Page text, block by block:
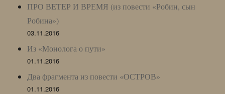
ПРО ВЕТЕР И ВРЕМЯ (из повести «Робин, сын
Робина»)
03.11.2016
Из «Монолога о пути»
01.11.2016
Два фрагмента из повести «ОСТРОВ»
01.11.2016